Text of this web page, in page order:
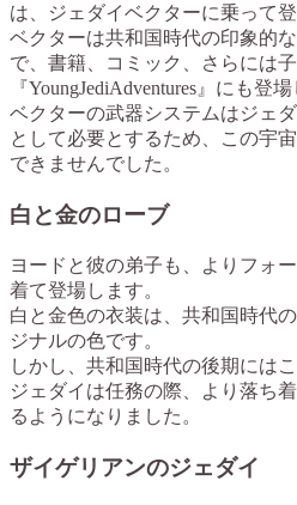
は、ジェダイベクターに乗って登
ベクターは共和国時代の印象的
で、書籍、コミック、さらには
『YoungJediAdventures』にも登
ベクターの武器システムはジェ
として必要とするため、この宇
できませんでした。
白と金のローブ
ヨードと彼の弟子も、よりフォ
着て登場します。
白と金色の衣装は、共和国時代
ジナルの色です。
しかし、共和国時代の後期には
ジェダイは任務の際、より落ち
るようになりました。
ザイゲリアンのジェダイ